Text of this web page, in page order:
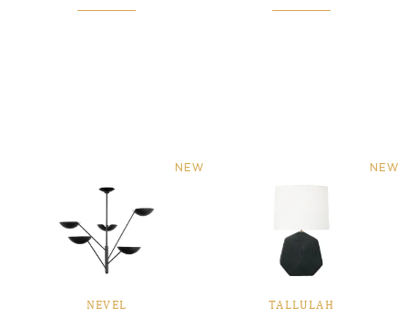
NEW
NEVEL
NEW
TALLULAH